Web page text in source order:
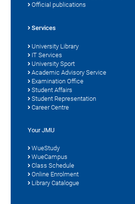
Official publications
Services
University Library
IT Services
University Sport
Academic Advisory Service
Examination Office
Student Affairs
Student Representation
Career Centre
Your JMU
WueStudy
WueCampus
Class Schedule
Online Enrolment
Library Catalogue